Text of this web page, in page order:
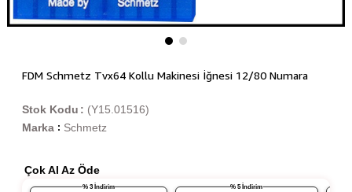
FDM Schmetz Tvx64 Kollu Makinesi İğnesi 12/80 Numara
(Y15.01516)
Stok Kodu
Marka : Schmetz
Çok Al Az Öde
% 3 İndirim % 5 İndirim